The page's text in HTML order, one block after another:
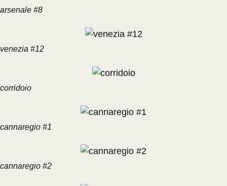
arsenale #8
venezia #12
corridoio
cannaregio #1
cannaregio #2